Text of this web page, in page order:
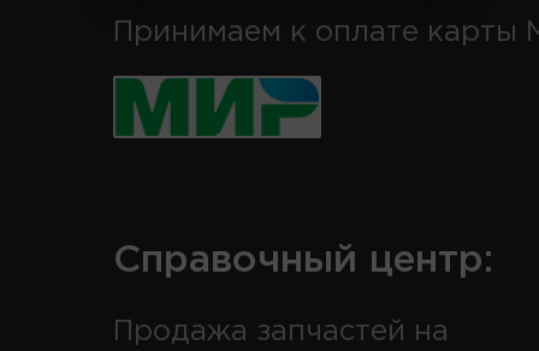
Принимаем к оплате карты
Справочный центр:
Продажа запчастей на